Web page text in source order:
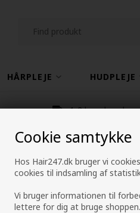
Cookie samtykke
Hos Hair247.dk bruger vi
cookies til indsamling af
Vi bruger informationen til
lettere for dig at bruge shoppen.
HÅRPLEJE HUDPLEJE
1-2 hverdage